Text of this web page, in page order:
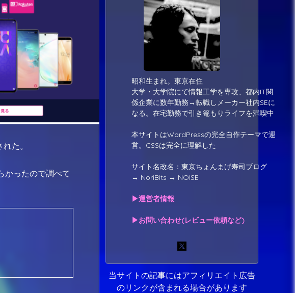
た。
かったので調べて
昭和生まれ。東京在住
大学・大学院にて情報工学を専攻、都内IT関
係企業に数年勤務→転職しメーカー社内SEに
なる。在宅勤務で引き篭もりライフを満喫中
本サイトはWordPressの完全自作テーマで運
営。CSSは完全に理解した
サイト名改名：東京ちょんまげ寿司ブログ
→ NoriBits → NOISE
▶運営者情報
▶お問い合わせ(レビュー依頼など)
当サイトの記事にはアフィリエイト広告
のリンクが含まれる場合があります